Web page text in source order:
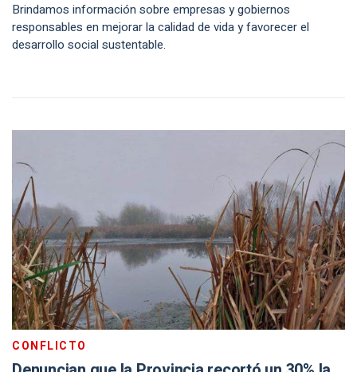
Brindamos información sobre empresas y gobiernos
responsables en mejorar la calidad de vida y favorecer el
desarrollo social sustentable.
CONFLICTO